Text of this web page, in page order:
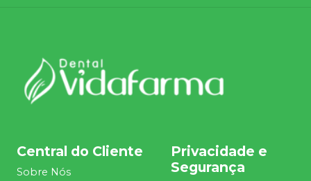
Central do Cliente
Sobre Nós
Privacidade e
Segurança